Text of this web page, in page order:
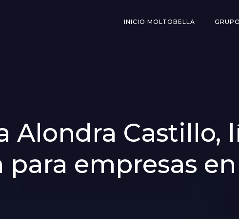
INICIO MOLTOBELLA
Alondra Castillo,
para empresas